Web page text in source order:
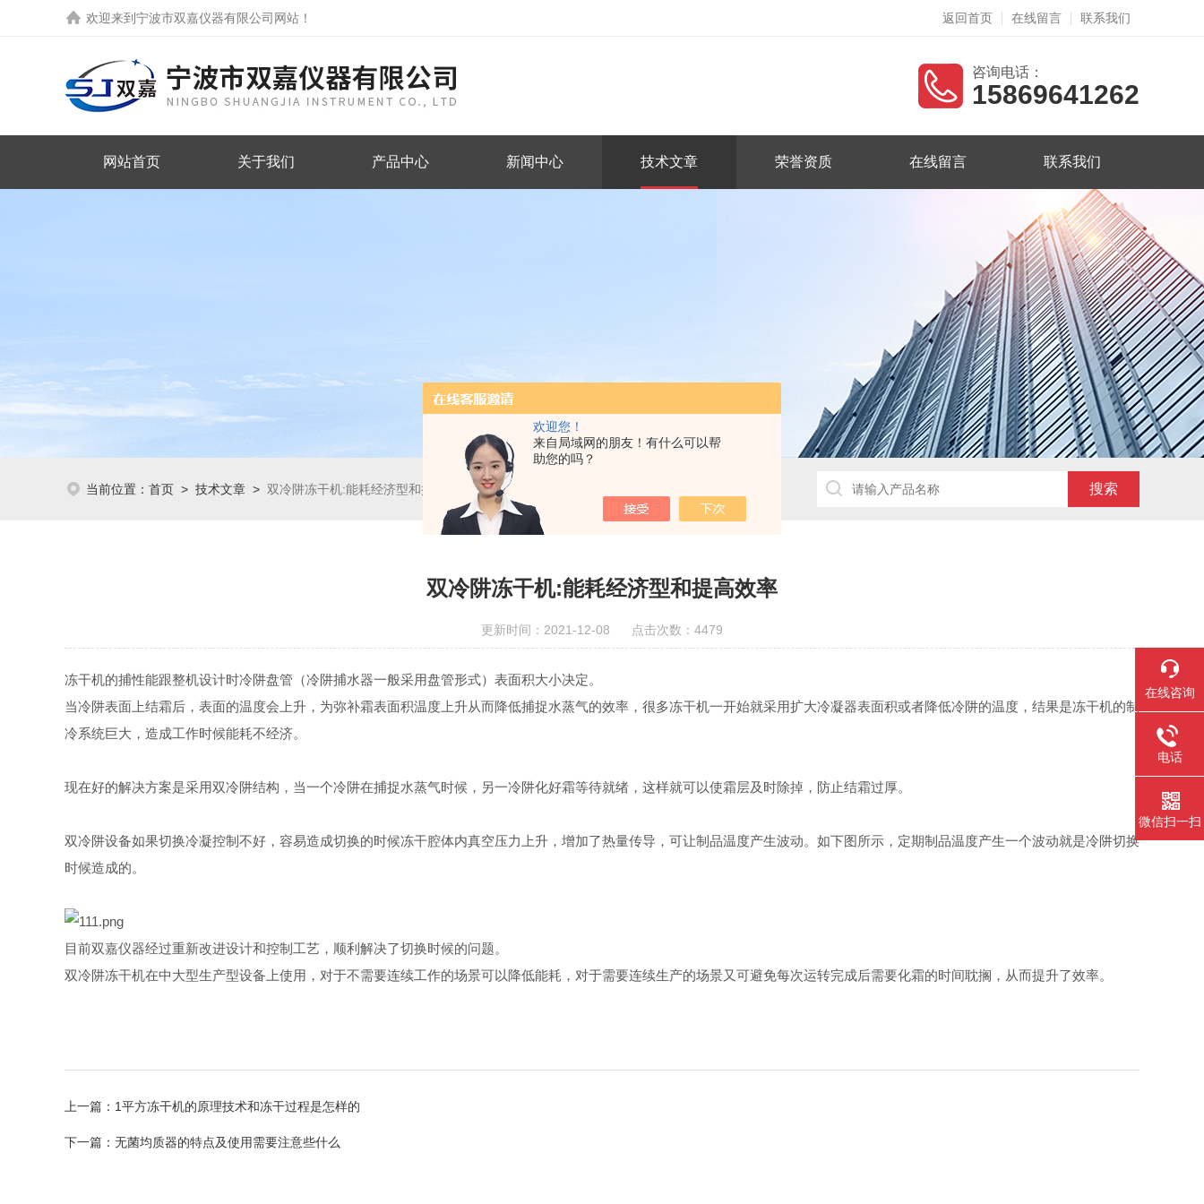
欢迎您！
来自局域网的朋友！有什么可以帮
助您的吗？
欢迎来到 宁波市双嘉仪器有限公司网站 ！ 返回首页 在线留言 联系我们
咨询电话：
15869641262
网站首页 关于我们 产品中心 新闻中心 技术文章 荣誉资质 在线留言 联系我们
当前位置： 首页 > 技术文章 > 双冷阱冻干机:能耗经济型和提高效率
双冷阱冻干机:能耗经济型和提高效率
更新时间：2021-12-08 点击次数：4479
冻干机的捕性能跟整机设计时冷阱盘管（冷阱捕水器一般采用盘管形式）表面积大小决定。
当冷阱表面上结霜后，表面的温度会上升，为弥补霜表面积温度上升从而降低捕捉水蒸气的效率，很多冻干机一开始就采用扩大冷凝器表面积或者降低冷阱的温度，结果是冻干机的制
冷系统巨大，造成工作时候能耗不经济。
现在好的解决方案是采用双冷阱结构，当一个冷阱在捕捉水蒸气时候，另一冷阱化好霜等待就绪，这样就可以使霜层及时除掉，防止结霜过厚。
双冷阱设备如果切换冷凝控制不好，容易造成切换的时候冻干腔体内真空压力上升，增加了热量传导，可让制品温度产生波动。如下图所示，定期制品温度产生一个波动就是冷阱切换
时候造成的。
目前双嘉仪器经过重新改进设计和控制工艺，顺利解决了切换时候的问题。
双冷阱冻干机在中大型生产型设备上使用，对于不需要连续工作的场景可以降低能耗，对于需要连续生产的场景又可避免每次运转完成后需要化霜的时间耽搁，从而提升了效率。
上一篇： 1平方冻干机的原理技术和冻干过程是怎样的
下一篇： 无菌均质器的特点及使用需要注意些什么
在线咨询
电话
微信扫一扫